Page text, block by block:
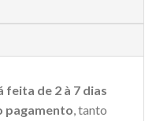
de 2 à 7 dias
pagamento, tanto